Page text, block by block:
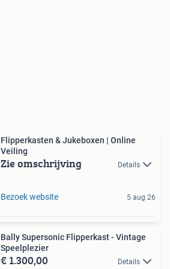
Flipperkasten & Jukeboxen | Online
Veiling
Zie omschrijving Details
Bezoek website 5 aug 26
Bally Supersonic Flipperkast - Vintage
Speelplezier
€ 1.300,00 Details